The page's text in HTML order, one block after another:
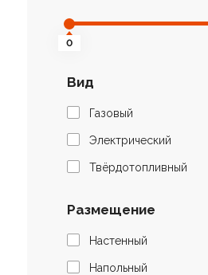
0
Вид
Газовый
Электрический
Твёрдотопливный
Размещение
Настенный
Напольный